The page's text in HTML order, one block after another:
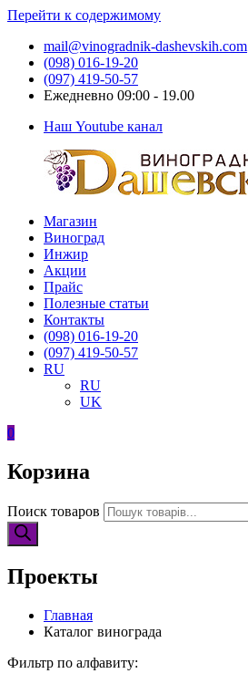
Перейти к содержимому
mail@vinogradnik-dashevskih.com
(098) 016-19-20
(097) 419-50-57
Ежедневно 09:00 - 19.00
Наш Youtube канал
Виноградник
Дашевских
Саженцы
черенки
винограда
Магазин
Виноград
Инжир
Акции
Прайс
Полезные статьи
Контакты
(098) 016-19-20
(097) 419-50-57
RU
RU
UK
0
Корзина
Поиск товаров
Проекты
Главная
Каталог винограда
Фильтр по алфавиту: